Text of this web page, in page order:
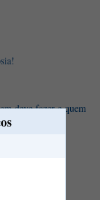
deve fazer e quem